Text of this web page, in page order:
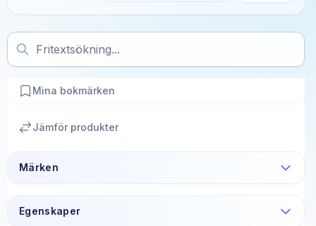
Mina bokmärken
Jämför produkter
Märken
Egenskaper